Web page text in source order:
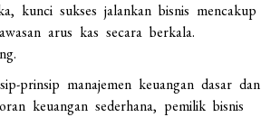
kunci sukses jalankan bisnis mencakup
arus kas secara berkala.
prinsip manajemen keuangan dasar dan
keuangan sederhana, pemilik bisnis